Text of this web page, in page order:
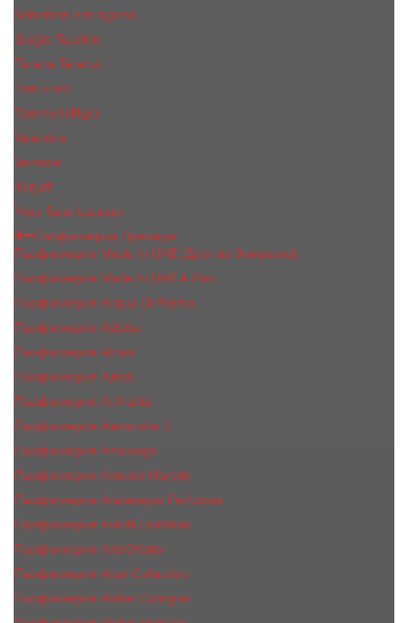
Salvatore Ferragamo
Sergio Tacchini
Tiziana Terenzi
Tom Ford
Tommy Hilfiger
Valentino
Versace
Xerjoff
Yves Saint Laurent
Парфюмерия Премиум
Парфюмерия Made In UAE (Духи из Эмиратов)
Парфюмерия Made In UAE A Plus
Парфюмерия Acqua Di Parma
Парфюмерия Adisha
Парфюмерия Afnan
Парфюмерия Ajmal
Парфюмерия Aj Arabia
Парфюмерия Alexandre J.
Парфюмерия Amouage
Парфюмерия Antonio Maretti
Парфюмерия Arabesque Perfumes
Парфюмерия Ard Al Zaafaran
Парфюмерия ArteOlfatto
Парфюмерия Attar Collection
Парфюмерия Atelier Cologne